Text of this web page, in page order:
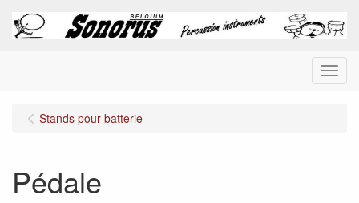
Menu
Stands pour batterie
Pédale